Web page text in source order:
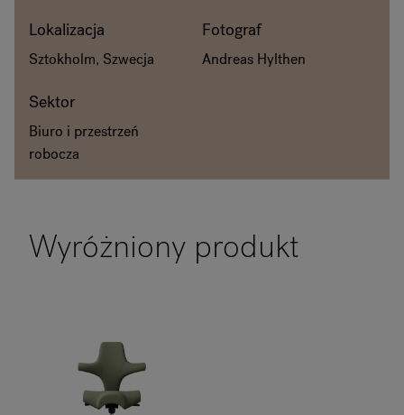
Zrównoważony rozwój
Lokalizacja
Sztokholm, Szwecja
Sektor
Biuro i przestrzeń
robocza
Fotograf
Andreas Hylthen
Wyróżniony produkt